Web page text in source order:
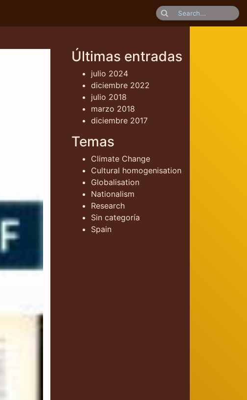
Últimas entradas
julio 2024
diciembre 2022
julio 2018
marzo 2018
diciembre 2017
Temas
Climate Change
Cultural homogenisation
Globalisation
Nationalism
Research
Sin categoría
Spain